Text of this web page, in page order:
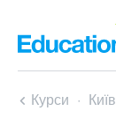
Курси Київ